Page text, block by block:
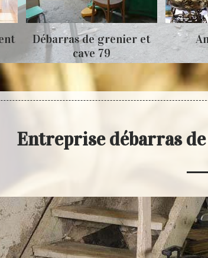
Débarras de grenier et
cave 79
Entreprise débarras